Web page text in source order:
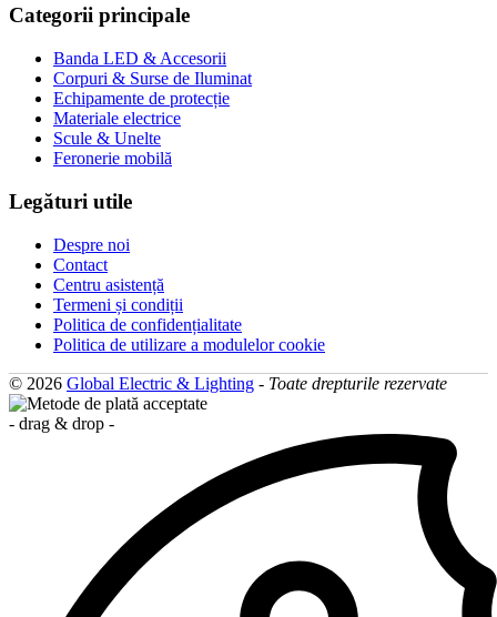
Categorii principale
Banda LED & Accesorii
Corpuri & Surse de Iluminat
Echipamente de protecție
Materiale electrice
Scule & Unelte
Feronerie mobilă
Legături utile
Despre noi
Contact
Centru asistență
Termeni și condiții
Politica de confidențialitate
Politica de utilizare a modulelor cookie
© 2026 Global Electric & Lighting - Toate drepturile rezervate
- drag & drop -